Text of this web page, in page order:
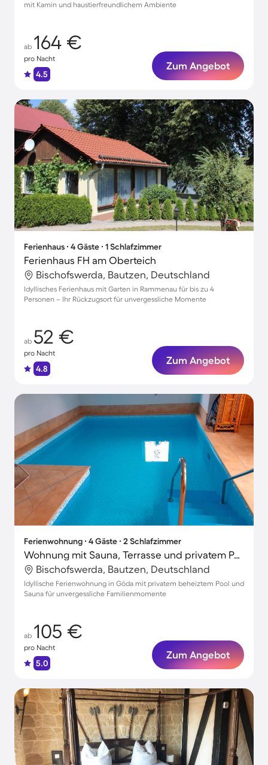
mit Kamin und haustierfreundlichem Ambiente
ab 164 €
pro Nacht
4.5
Zum Angebot
Ferienhaus ∙ 4 Gäste ∙ 1 Schlafzimmer
Ferienhaus FH am Oberteich
Bischofswerda, Bautzen, Deutschland
Idyllisches Ferienhaus mit Garten in Rammenau für bis zu 4
Personen – Ihr Rückzugsort für unvergessliche Momente
ab 52 €
pro Nacht
4.8
Zum Angebot
Ferienwohnung ∙ 4 Gäste ∙ 2 Schlafzimmer
Wohnung mit Sauna, Terrasse und privatem Pool
Bischofswerda, Bautzen, Deutschland
Idyllische Ferienwohnung in Göda mit privatem beheiztem Pool und
Sauna für unvergessliche Familienmomente
ab 105 €
pro Nacht
5.0
Zum Angebot